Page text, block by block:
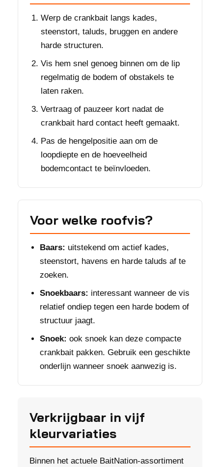
Werp de crankbait langs kades,
steenstort, taluds, bruggen en andere
harde structuren.
Vis hem snel genoeg binnen om de lip
regelmatig de bodem of obstakels te
laten raken.
Vertraag of pauzeer kort nadat de
crankbait hard contact heeft gemaakt.
Pas de hengelpositie aan om de
loopdiepte en de hoeveelheid
bodemcontact te beïnvloeden.
Voor welke roofvis?
Baars: uitstekend om actief kades,
steenstort, havens en harde taluds af te
zoeken.
Snoekbaars: interessant wanneer de vis
relatief ondiep tegen een harde bodem of
structuur jaagt.
Snoek: ook snoek kan deze compacte
crankbait pakken. Gebruik een geschikte
onderlijn wanneer snoek aanwezig is.
Verkrijgbaar in vijf
kleurvariaties
Binnen het actuele BaitNation-assortiment